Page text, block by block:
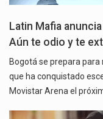
Latin Mafia
Aún te odio y te
Bogotá se prepara
que ha conquistado
Movistar Arena el